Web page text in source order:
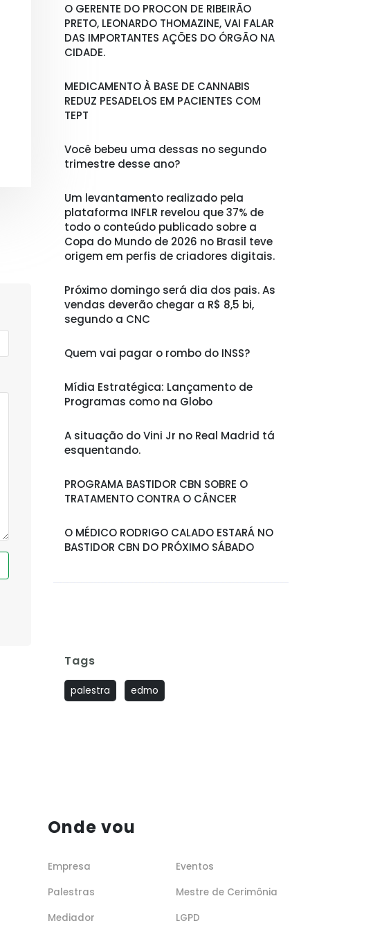
O GERENTE DO PROCON DE RIBEIRÃO
PRETO, LEONARDO THOMAZINE, VAI FALAR
DAS IMPORTANTES AÇÕES DO ÓRGÃO NA
CIDADE.
MEDICAMENTO À BASE DE CANNABIS
REDUZ PESADELOS EM PACIENTES COM
TEPT
Você bebeu uma dessas no segundo
trimestre desse ano?
Um levantamento realizado pela
plataforma INFLR revelou que 37% de
todo o conteúdo publicado sobre a
Copa do Mundo de 2026 no Brasil teve
origem em perfis de criadores digitais.
Próximo domingo será dia dos pais. As
vendas deverão chegar a R$ 8,5 bi,
segundo a CNC
Quem vai pagar o rombo do INSS?
Mídia Estratégica: Lançamento de
Programas como na Globo
A situação do Vini Jr no Real Madrid tá
esquentando.
PROGRAMA BASTIDOR CBN SOBRE O
TRATAMENTO CONTRA O CÂNCER
O MÉDICO RODRIGO CALADO ESTARÁ NO
BASTIDOR CBN DO PRÓXIMO SÁBADO
Tags
palestra edmo
Onde vou
Empresa
Palestras
Mediador
Eventos
Mestre de Cerimônia
LGPD